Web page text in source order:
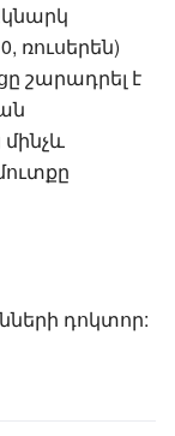
ռուսերեն)
շարադրել է
դոկտոր: